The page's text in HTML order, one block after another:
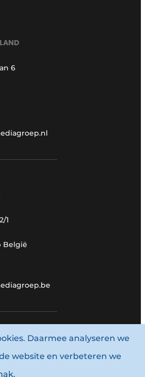
6
1
België
2026 Louwersmediagroep.
voorwaarden
Daarmee analyseren we
website en verbeteren we